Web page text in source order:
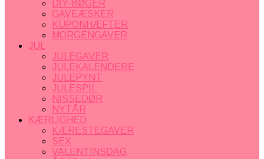
DIY-BØGER
GAVEÆSKER
KUPONHÆFTER
MORGENGAVER
JUL
JULEGAVER
JULEKALENDERE
JULEPYNT
JULESPIL
NISSEDØR
NYTÅR
KÆRLIGHED
KÆRESTEGAVER
SEX
VALENTINSDAG